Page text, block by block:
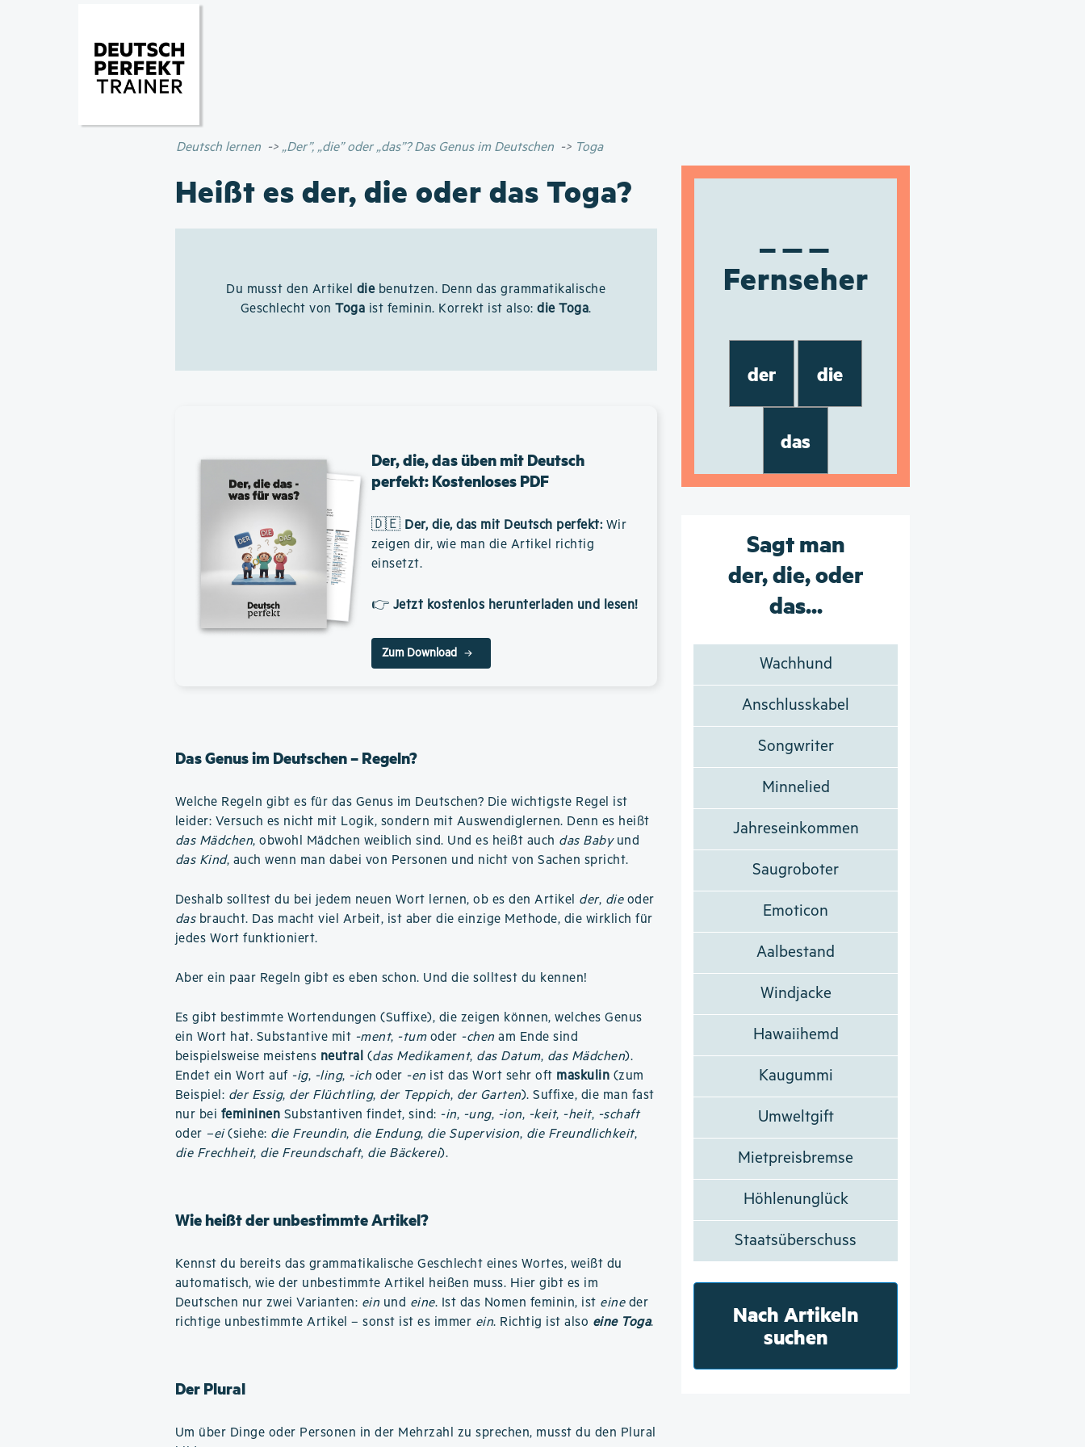
Deutsch lernen „Der”, „die” oder „das”? Das Genus im Deutschen Toga
Heißt es der, die oder das Toga?
Du musst den Artikel diebenutzen. Denn das grammatikalische
Geschlecht vonToga ist feminin. Korrekt ist also:die Toga.
Der, die, das üben mit Deutsch
perfekt: Kostenloses PDF
🇩🇪 Der, die, das mit Deutsch perfekt: Wir
zeigen dir, wie man die Artikel richtig
einsetzt.
👉 Jetzt kostenlos herunterladen und lesen!
Zum Download
Das Genus im Deutschen – Regeln?
Welche Regeln gibt es für das Genus im Deutschen? Die wichtigste Regel ist
leider: Versuch es nicht mit Logik, sondern mit Auswendiglernen. Denn es heißt
das Mädchen, obwohl Mädchen weiblich sind. Und es heißt auch das Babyund
das Kind, auch wenn man dabei von Personen und nicht von Sachen spricht.
Deshalb solltest du bei jedem neuen Wort lernen, ob es den Artikel der, dieoder
dasbraucht. Das macht viel Arbeit, ist aber die einzige Methode, die wirklich für
jedes Wort funktioniert.
Aber ein paar Regeln gibt es eben schon. Und die solltest du kennen!
Es gibt bestimmte Wortendungen (Suffixe), die zeigen können, welches Genus
ein Wort hat. Substantive mit -ment, -tumoder -chen am Ende sind
beispielsweise meistens neutral (das Medikament, das Datum, das Mädchen).
Endet ein Wort auf -ig, -ling, -ich oder -en ist das Wort sehr oft maskulin (zum
Beispiel: der Essig, der Flüchtling, der Teppich, der Garten). Suffixe, die man fast
nur bei femininen Substantiven findet, sind: -in, -ung, -ion, -keit, -heit, -schaft
oder –ei(siehe: die Freundin, die Endung, die Supervision, die Freundlichkeit,
die Frechheit, die Freundschaft, die Bäckerei).
Wie heißt der unbestimmte Artikel?
Kennst du bereits das grammatikalische Geschlecht eines Wortes, weißt du
automatisch, wie der unbestimmte Artikel heißen muss. Hier gibt es im
Deutschen nur zwei Varianten: ein und eine. Ist das Nomen feminin, ist eineder
richtige unbestimmte Artikel – sonst ist es immer ein. Richtig ist also eine Toga.
Der Plural
Um über Dinge oder Personen in der Mehrzahl zu sprechen, musst du den Plural
Fernseher
der die
das
Sagt man
der, die, oder
das...
Wachhund
Anschlusskabel
Songwriter
Minnelied
Jahreseinkommen
Saugroboter
Emoticon
Aalbestand
Windjacke
Hawaiihemd
Kaugummi
Umweltgift
Mietpreisbremse
Höhlenunglück
Staatsüberschuss
Nach Artikeln
suchen